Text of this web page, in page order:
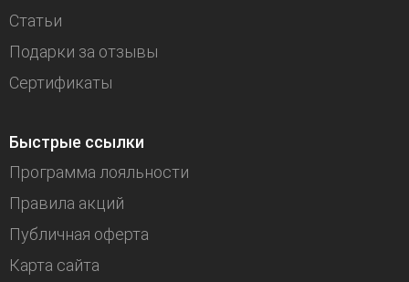
Статьи
Подарки за отзывы
Сертификаты
Быстрые ссылки
Программа лояльности
Правила акций
Публичная оферта
Карта сайта